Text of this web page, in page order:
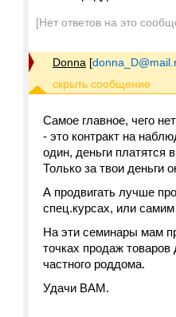
[Нет ответов на это
Donna [
Самое главное, чего
- это контракт на
один, деньги платятся
Только за твои деньги
А продвигать лучше
спец.курсах, или
На эти семинары мам
точках продаж
частного роддома.
Удачи ВАМ.